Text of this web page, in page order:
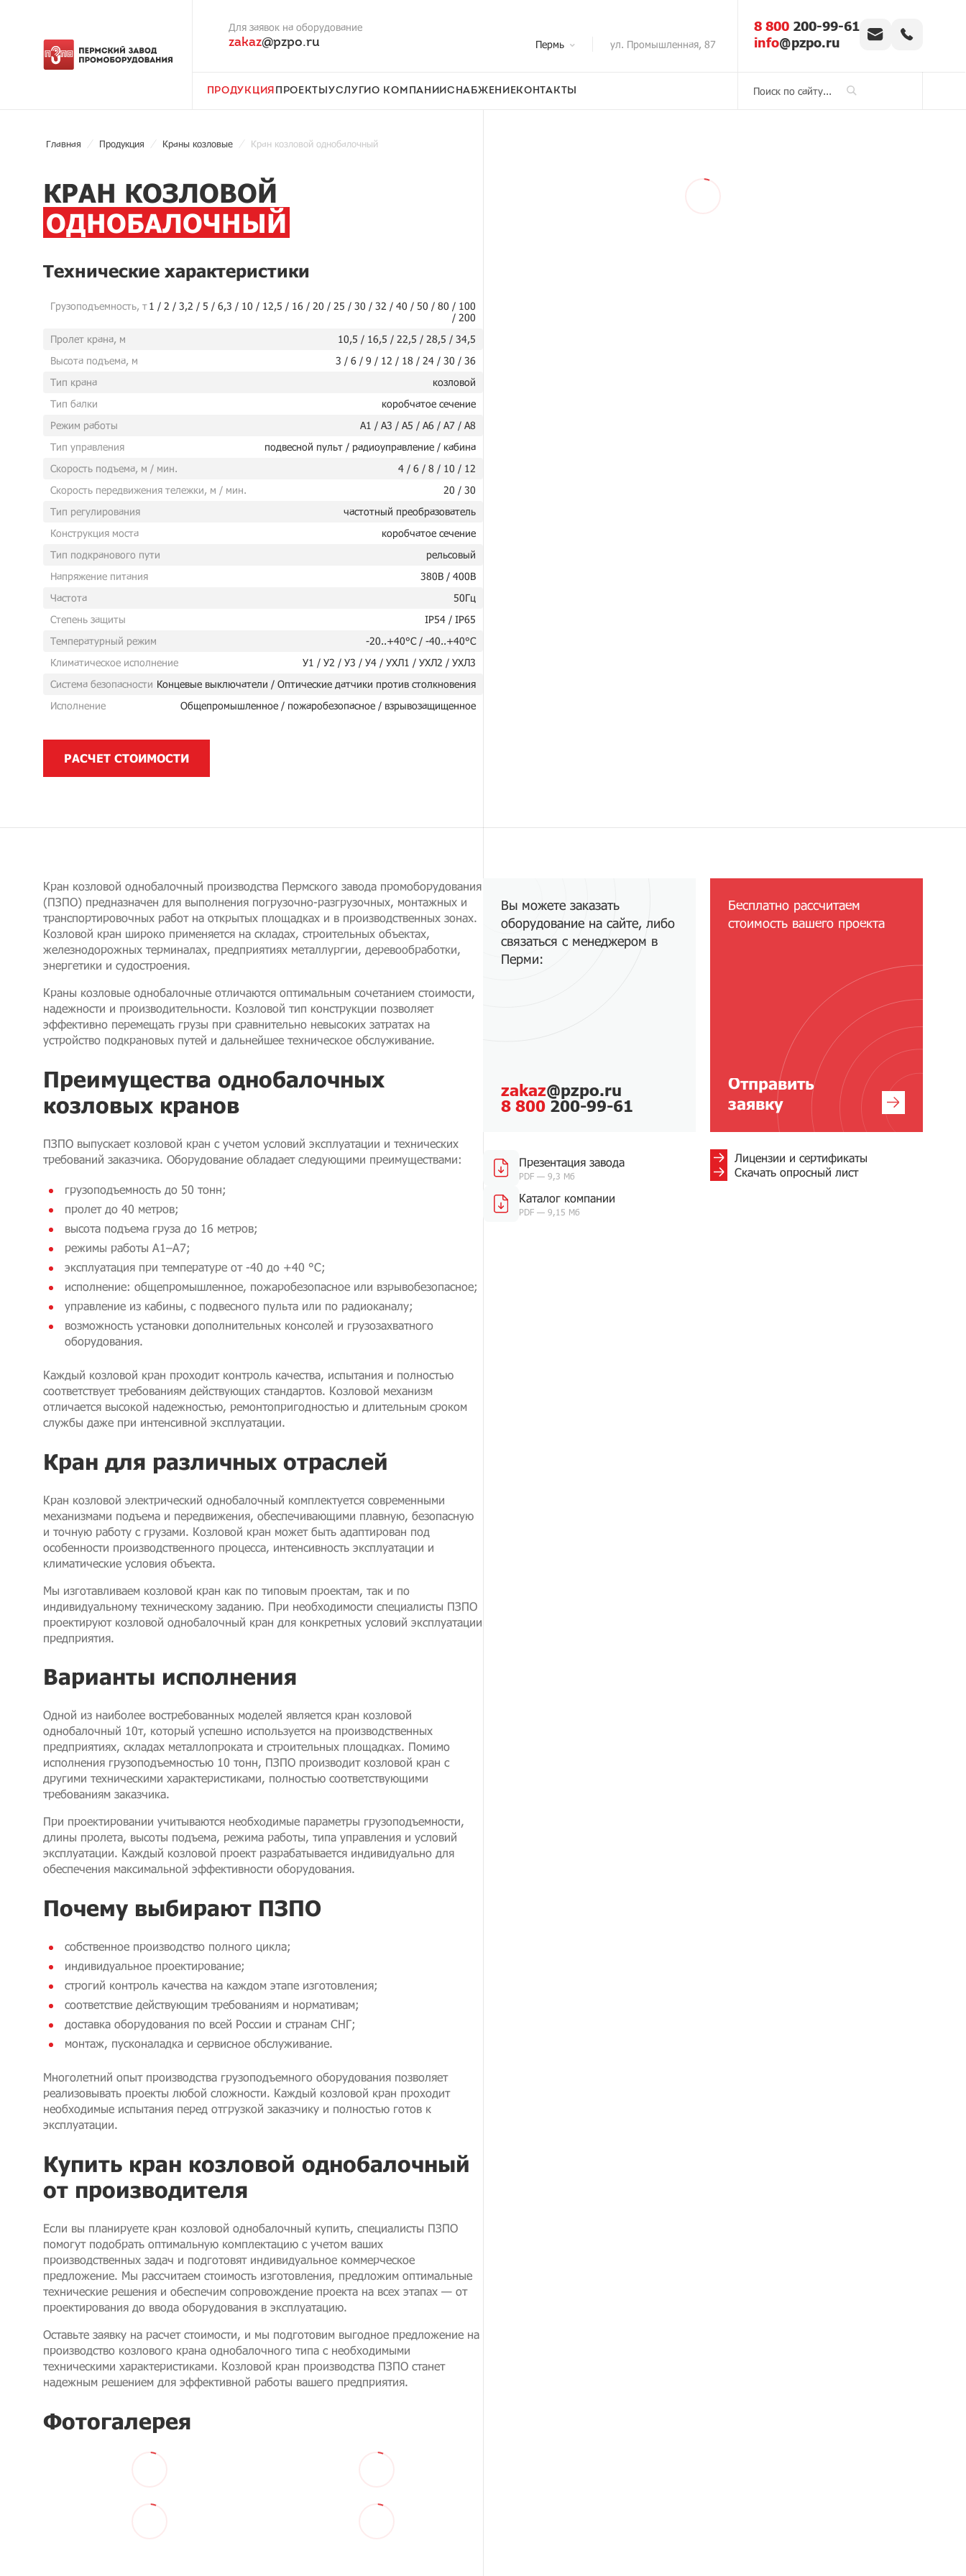
Для заявок на оборудование
zakaz@pzpo.ru Пермь ул. Промышленная, 87
ПРОДУКЦИЯ ПРОЕКТЫ УСЛУГИО КОМПАНИИСНАБЖЕНИЕКОНТАКТЫ
8 800 200-99-61
info@pzpo.ru
Главная Продукция Краны козловые Кран козловой однобалочный
КРАН КОЗЛОВОЙ
ОДНОБАЛОЧНЫЙ
Технические характеристики
Грузоподъемность, т1 / 2 / 3,2 / 5 / 6,3 / 10 / 12,5 / 16 / 20 / 25 / 30 / 32 / 40 / 50 / 80 / 100
/ 200
Пролет крана, м
10,5 / 16,5 / 22,5 / 28,5 / 34,5
Высота подъема, м
3 / 6 / 9 / 12 / 18 / 24 / 30 / 36
Тип крана
козловой
Тип балки
коробчатое сечение
Режим работы
А1 / А3 / А5 / А6 / А7 / А8
Тип управления
подвесной пульт / радиоуправление / кабина
Скорость подъема, м / мин.
4 / 6 / 8 / 10 / 12
Скорость передвижения тележки, м / мин.
20 / 30
Тип регулирования
частотный преобразователь
Конструкция моста
коробчатое сечение
Тип подкранового пути
рельсовый
Напряжение питания
380В / 400В
Частота
50Гц
Степень защиты
IP54 / IP65
Температурный режим
-20..+40°C / -40..+40°C
Климатическое исполнение
У1 / У2 / У3 / У4 / УХЛ1 / УХЛ2 / УХЛ3
Система безопасности Концевые выключатели / Оптические датчики против столкновения
Исполнение
Общепромышленное / пожаробезопасное / взрывозащищенное
РАСЧЕТ СТОИМОСТИ
Кран козловой однобалочный производства Пермского завода промоборудования
(ПЗПО) предназначен для выполнения погрузочно-разгрузочных, монтажных и
транспортировочных работ на открытых площадках и в производственных зонах.
Козловой кран широко применяется на складах, строительных объектах,
железнодорожных терминалах, предприятиях металлургии, деревообработки,
энергетики и судостроения.
Краны козловые однобалочные отличаются оптимальным сочетанием стоимости,
надежности и производительности. Козловой тип конструкции позволяет
эффективно перемещать грузы при сравнительно невысоких затратах на
устройство подкрановых путей и дальнейшее техническое обслуживание.
Преимущества однобалочных
козловых кранов
ПЗПО выпускает козловой кран с учетом условий эксплуатации и технических
требований заказчика. Оборудование обладает следующими преимуществами:
грузоподъемность до 50 тонн;
пролет до 40 метров;
высота подъема груза до 16 метров;
режимы работы A1–A7;
эксплуатация при температуре от -40 до +40 °C;
исполнение: общепромышленное, пожаробезопасное или взрывобезопасное;
управление из кабины, с подвесного пульта или по радиоканалу;
возможность установки дополнительных консолей и грузозахватного
оборудования.
Каждый козловой кран проходит контроль качества, испытания и полностью
соответствует требованиям действующих стандартов. Козловой механизм
отличается высокой надежностью, ремонтопригодностью и длительным сроком
службы даже при интенсивной эксплуатации.
Кран для различных отраслей
Кран козловой электрический однобалочный комплектуется современными
механизмами подъема и передвижения, обеспечивающими плавную, безопасную
и точную работу с грузами. Козловой кран может быть адаптирован под
особенности производственного процесса, интенсивность эксплуатации и
климатические условия объекта.
Мы изготавливаем козловой кран как по типовым проектам, так и по
индивидуальному техническому заданию. При необходимости специалисты ПЗПО
проектируют козловой однобалочный кран для конкретных условий эксплуатации
предприятия.
Варианты исполнения
Одной из наиболее востребованных моделей является кран козловой
однобалочный 10т, который успешно используется на производственных
предприятиях, складах металлопроката и строительных площадках. Помимо
исполнения грузоподъемностью 10 тонн, ПЗПО производит козловой кран с
другими техническими характеристиками, полностью соответствующими
требованиям заказчика.
При проектировании учитываются необходимые параметры грузоподъемности,
длины пролета, высоты подъема, режима работы, типа управления и условий
эксплуатации. Каждый козловой проект разрабатывается индивидуально для
обеспечения максимальной эффективности оборудования.
Почему выбирают ПЗПО
собственное производство полного цикла;
индивидуальное проектирование;
строгий контроль качества на каждом этапе изготовления;
соответствие действующим требованиям и нормативам;
доставка оборудования по всей России и странам СНГ;
монтаж, пусконаладка и сервисное обслуживание.
Многолетний опыт производства грузоподъемного оборудования позволяет
реализовывать проекты любой сложности. Каждый козловой кран проходит
необходимые испытания перед отгрузкой заказчику и полностью готов к
эксплуатации.
Купить кран козловой однобалочный
от производителя
Если вы планируете кран козловой однобалочный купить, специалисты ПЗПО
помогут подобрать оптимальную комплектацию с учетом ваших
производственных задач и подготовят индивидуальное коммерческое
предложение. Мы рассчитаем стоимость изготовления, предложим оптимальные
технические решения и обеспечим сопровождение проекта на всех этапах — от
проектирования до ввода оборудования в эксплуатацию.
Оставьте заявку на расчет стоимости, и мы подготовим выгодное предложение на
производство козлового крана однобалочного типа с необходимыми
техническими характеристиками. Козловой кран производства ПЗПО станет
надежным решением для эффективной работы вашего предприятия.
Фотогалерея
Вы можете заказать
оборудование на сайте, либо
связаться с менеджером в
Перми:
zakaz@pzpo.ru
8 800 200-99-61
Презентация завода
PDF — 9,3 Мб
Каталог компании
PDF — 9,15 Мб
Бесплатно рассчитаем
стоимость вашего проекта
Отправить
заявку
Лицензии и сертификаты
Скачать опросный лист